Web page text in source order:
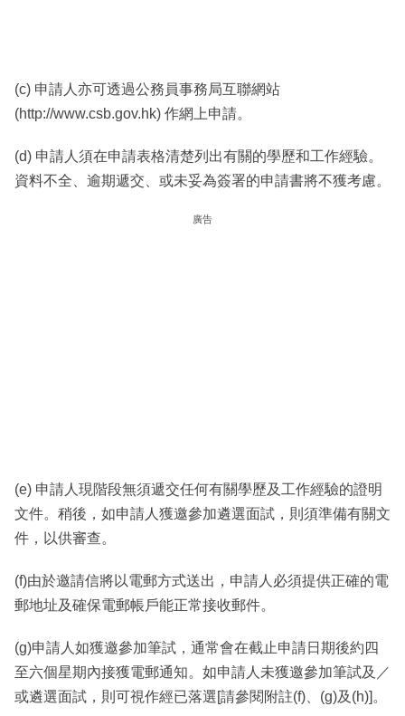
(c) 申請人亦可透過公務員事務局互聯網站
(http://www.csb.gov.hk) 作網上申請。
(d) 申請人須在申請表格清楚列出有關的學歷和工作經驗。
資料不全、逾期遞交、或未妥為簽署的申請書將不獲考慮。
廣告
(e) 申請人現階段無須遞交任何有關學歷及工作經驗的證明
文件。稍後，如申請人獲邀參加遴選面試，則須準備有關文
件，以供審查。
(f)由於邀請信將以電郵方式送出，申請人必須提供正確的電
郵地址及確保電郵帳戶能正常接收郵件。
(g)申請人如獲邀參加筆試，通常會在截止申請日期後約四
至六個星期內接獲電郵通知。如申請人未獲邀參加筆試及／
或遴選面試，則可視作經已落選[請參閱附註(f)、(g)及(h)]。